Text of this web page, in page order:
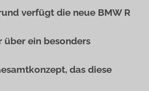
verfügt die neue BMW R
über ein besonders
das diese